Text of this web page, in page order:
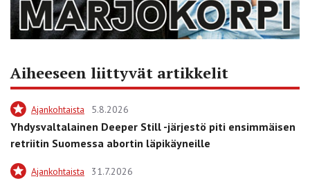
Aiheeseen liittyvät artikkelit
Ajankohtaista 5.8.2026
Yhdysvaltalainen Deeper Still -järjestö piti ensimmäisen
retriitin Suomessa abortin läpikäyneille
Ajankohtaista 31.7.2026